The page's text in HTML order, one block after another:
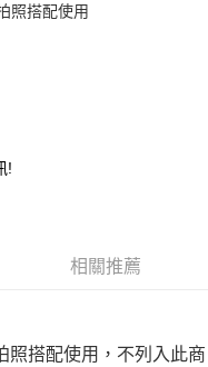
（台灣）商業銀行
照搭配使用
!
相關推薦
照搭配使用，不列入此商